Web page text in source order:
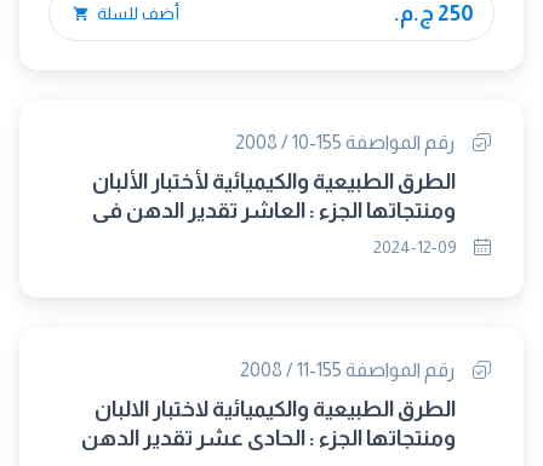
250 ج.م. أضف للسلة
رقم المواصفة 155-10 / 2008
الطرق الطبيعية والكيميائية لأختبار الألبان
ومنتجاتها الجزء : العاشر تقدير الدهن فى
المثلوجات اللبنية ومخاليط المثلوجات
رقم المواصفة 155-11 / 2008
الطرق الطبيعية والكيميائية لاختبار الالبان
ومنتجاتها الجزء : الحادى عشر تقدير الدهن